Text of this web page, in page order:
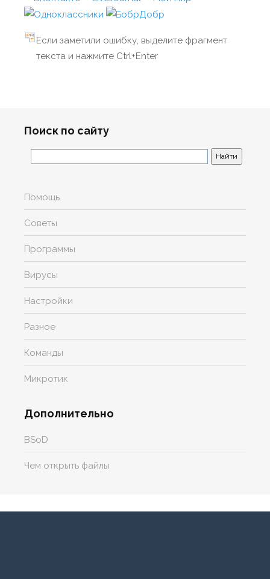
Если заметили ошибку, выделите фрагмент
текста и нажмите Ctrl+Enter
Поиск по сайту
Помощь
Советы
Программы
Вирусы
Настройки
Разное
Команды
Микротик
Дополнительно
BSoD
Чем открыть файлы